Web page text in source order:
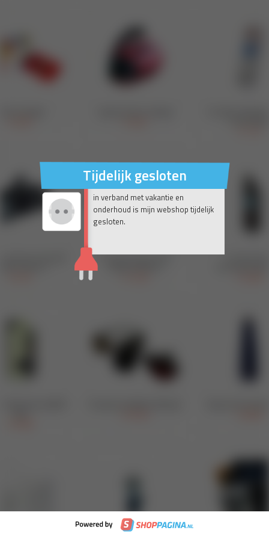
Tijdelijk gesloten
in verband met vakantie en
onderhoud is mijn webshop tijdelijk
gesloten.